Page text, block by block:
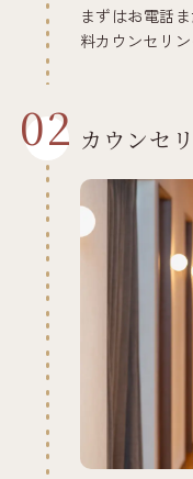
まずはお電話
料カウンセリ
02 カウンセ